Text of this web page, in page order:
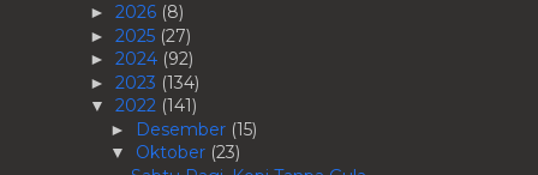
► 2026 (8)
► 2025 (27)
► 2024 (92)
► 2023 (134)
▼ 2022 (141)
► Desember (15)
▼ Oktober (23)